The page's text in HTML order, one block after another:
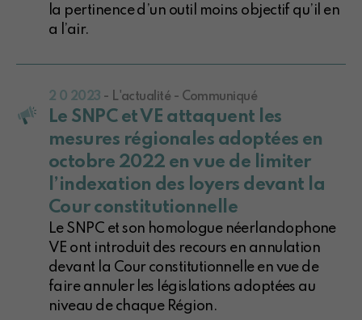
la pertinence d’un outil moins objectif qu’il en
a l’air.
2 0 2023 - L'actualité - Communiqué
Le SNPC et VE attaquent les
mesures régionales adoptées en
octobre 2022 en vue de limiter
l’indexation des loyers devant la
Cour constitutionnelle
Le SNPC et son homologue néerlandophone
VE ont introduit des recours en annulation
devant la Cour constitutionnelle en vue de
faire annuler les législations adoptées au
niveau de chaque Région.